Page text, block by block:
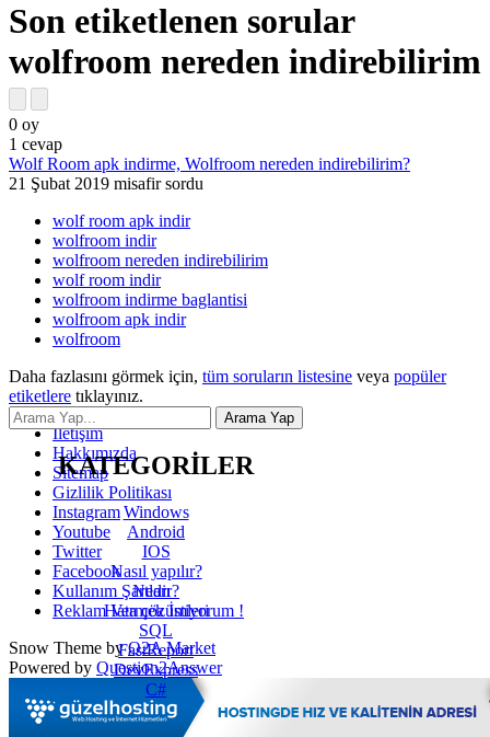
Son etiketlenen sorular
wolfroom nereden indirebilirim
0 oy
1 cevap
Wolf Room apk indirme, Wolfroom nereden indirebilirim?
21 Şubat 2019 misafir sordu
wolf room apk indir
wolfroom indir
wolfroom nereden indirebilirim
wolf room indir
wolfroom indirme baglantisi
wolfroom apk indir
wolfroom
Daha fazlasını görmek için, tüm soruların listesine veya popüler
etiketlere tıklayınız.
KATEGORİLER
Windows
Android
IOS
Nasıl yapılır?
Nedir?
Hata çözümleri
SQL
FastReport
DevExpress
C#
İletişim
Hakkımızda
Sitemap
Gizlilik Politikası
Instagram
Youtube
Twitter
Facebook
Kullanım Şartları
Reklam Vermek İstiyorum !
Snow Theme byQ2A Market
Powered by Question2Answer